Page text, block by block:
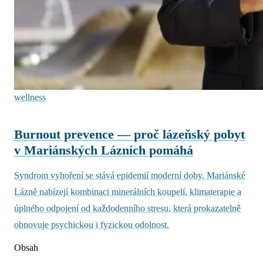
wellness
Burnout prevence — proč lázeňský pobyt
v Mariánských Lázních pomáhá
Syndrom vyhoření se stává epidemií moderní doby. Mariánské
Lázně nabízejí kombinaci minerálních koupelí, klimaterapie a
úplného odpojení od každodenního stresu, která prokazatelně
obnovuje psychickou i fyzickou odolnost.
Obsah